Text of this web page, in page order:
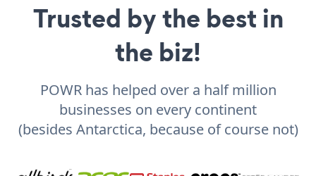
Trusted by the best in
the biz!
POWR has helped over a half million
businesses on every continent
(besides Antarctica, because of course not)